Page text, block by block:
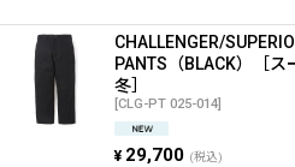
CHALLENGER/
PANTS（BLACK）［
冬］
[CLG-PT 025-014]
¥ 29,700 (税込)